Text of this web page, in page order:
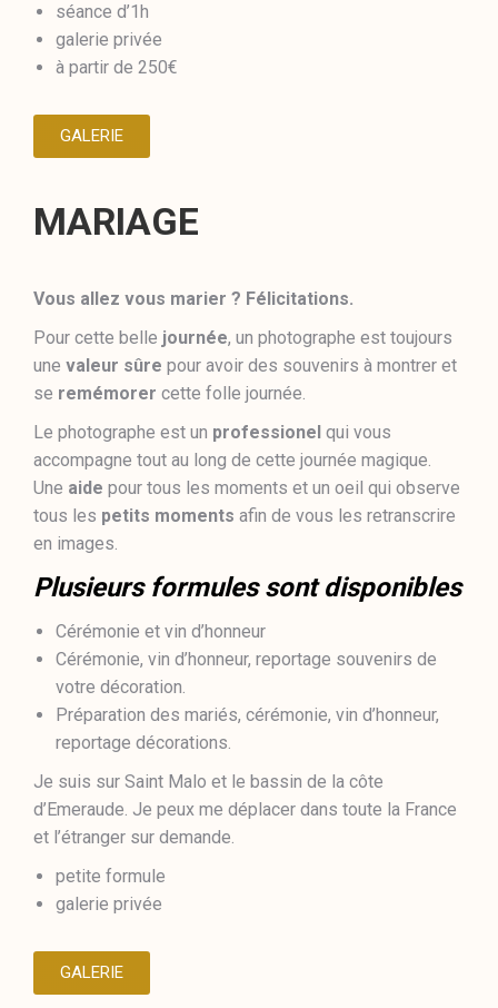
séance d’1h
galerie privée
à partir de 250€
GALERIE
MARIAGE
Vous allez vous marier ? Félicitations.
Pour cette belle journée, un photographe est toujours
une valeur sûre pour avoir des souvenirs à montrer et
se remémorer cette folle journée.
Le photographe est un professionel qui vous
accompagne tout au long de cette journée magique.
Une aide pour tous les moments et un oeil qui observe
tous les petits moments afin de vous les retranscrire
en images.
Plusieurs formules sont disponibles
Cérémonie et vin d’honneur
Cérémonie, vin d’honneur, reportage souvenirs de
votre décoration.
Préparation des mariés, cérémonie, vin d’honneur,
reportage décorations.
Je suis sur Saint Malo et le bassin de la côte
d’Emeraude. Je peux me déplacer dans toute la France
et l’étranger sur demande.
petite formule
galerie privée
GALERIE